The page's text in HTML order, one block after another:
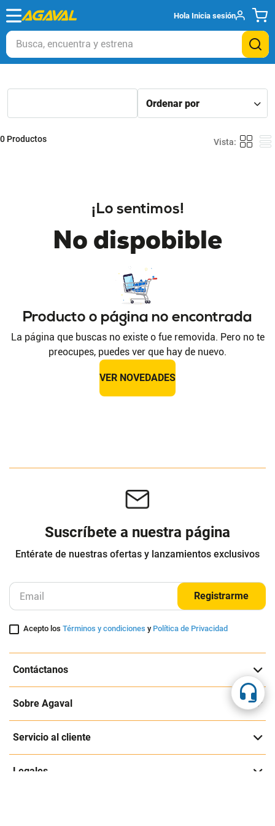
Hola Inicia sesión
Busca, encuentra y estrena
0 Productos
¡Lo sentimos!
No dispobible
Producto o página no encontrada
La página que buscas no existe o fue removida. Pero no te
preocupes, puedes ver que hay de nuevo.
VER NOVEDADES
Suscríbete a nuestra página
Entérate de nuestras ofertas y lanzamientos exclusivos
Registrarme
Acepto losTérminos y condiciones y Política de Privacidad
Contáctanos
Sobre Agaval
Servicio al cliente
Legales